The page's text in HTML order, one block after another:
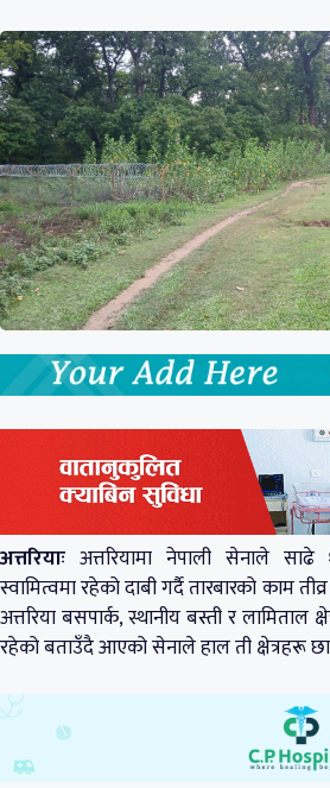
अत्तरियाः अत्तरियामा नेपाली सेनाले
स्वामित्वमा रहेको दाबी गर्दै तारबारको काम
अत्तरिया बसपार्क, स्थानीय बस्ती र लामिताल
रहेको बताउँदै आएको सेनाले हाल ती क्षेत्रहरू